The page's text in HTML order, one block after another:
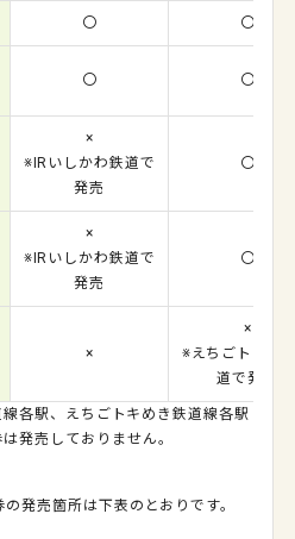
〇 〇
〇 〇
×
※IRいしかわ鉄道で
発売
〇
×
※IRいしかわ鉄道で
発売
〇
×
×
※えちごトキめ
道で発売
各駅、えちごトキめき鉄道線各駅
発売しておりません。
発売箇所は下表のとおりです。